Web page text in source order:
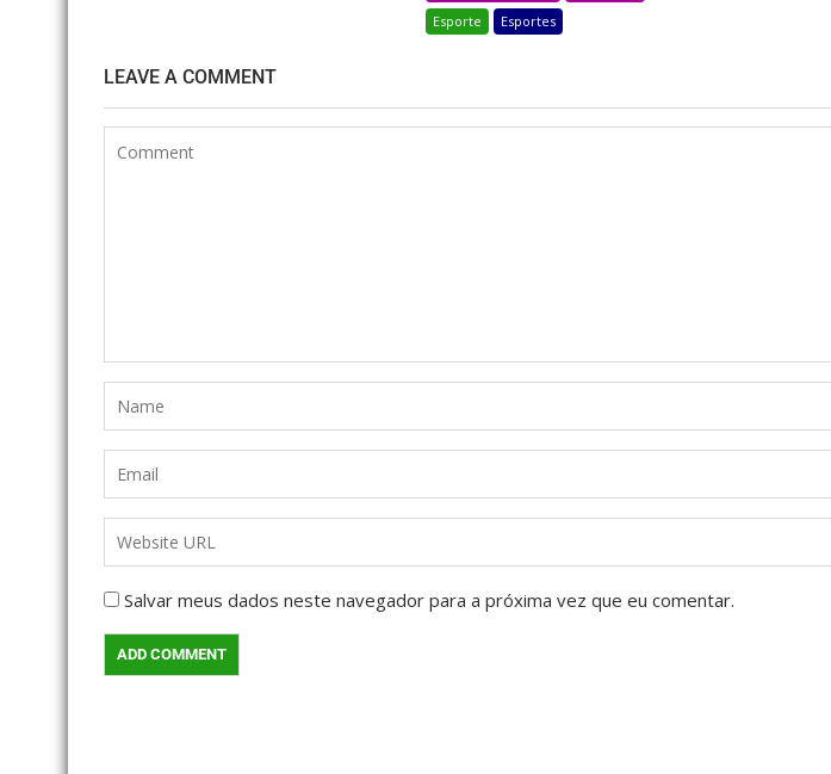
Esporte
Esportes
LEAVE A COMMENT
Salvar meus dados neste navegador para a próxima vez que eu comentar.